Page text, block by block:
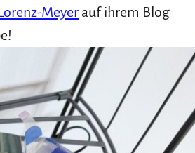
Meyer auf ihrem Blog